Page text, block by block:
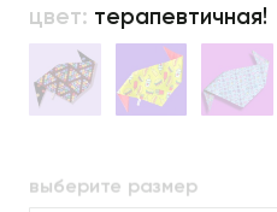
цвет: терапевтичная!
выберите размер